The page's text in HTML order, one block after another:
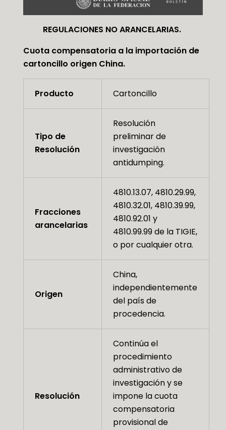
REGULACIONES NO ARANCELARIAS.
Cuota compensatoria a la importación de
cartoncillo origen China.
Producto Cartoncillo
Tipo de
Resolución
Resolución
preliminar de
investigación
antidumping.
Fracciones
arancelarias
4810.13.07, 4810.29.99,
4810.32.01, 4810.39.99,
4810.92.01 y
4810.99.99 de la TIGIE,
o por cualquier otra.
Origen
China,
independientemente
del país de
procedencia.
Resolución
Continúa el
procedimiento
administrativo de
investigación y se
impone la cuota
compensatoria
provisional de